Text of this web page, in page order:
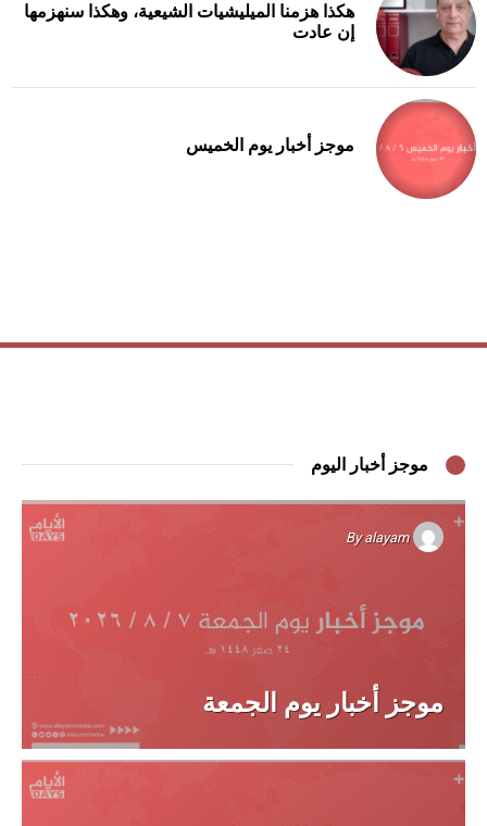
هكذا هزمنا الميليشيات الشيعية، وهكذا سنهزمها
إن عادت
موجز أخبار يوم الخميس
موجز أخبار اليوم
Byalayam
موجز أخبار يوم الجمعة